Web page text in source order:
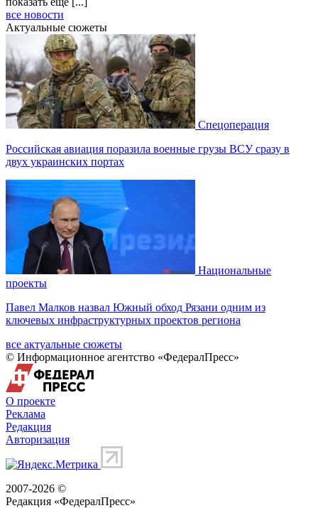
все новости
Актуальные сюжеты
Спецоперация
Российская авиация поразила военные грузы ВСУ сразу в
двух украинских портах
Национальные
проекты
Павел Малков назвал Южный обход Рязани одним из
ключевых инфраструктурных проектов региона
все актуальные сюжеты
© Информационное агентство «ФедералПресс»
О проекте
Реклама
Редакция
Авторизация
2007-2026 ©
Редакция «ФедералПресс»